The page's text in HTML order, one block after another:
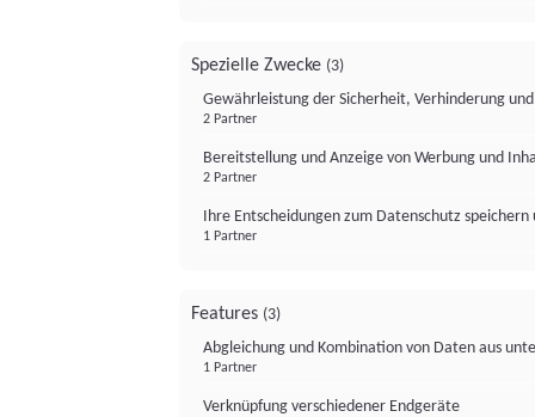
Spezielle Zwecke (3)
Gewährleistung der Sicherheit, Verhinderung
2 Partner
Bereitstellung und Anzeige von Werbung und
2 Partner
Ihre Entscheidungen zum Datenschutz
1 Partner
Features (3)
Abgleichung und Kombination von Daten aus
1 Partner
Verknüpfung verschiedener Endgeräte